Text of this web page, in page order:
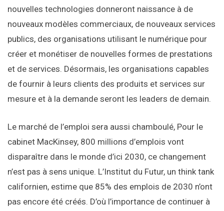
nouvelles technologies donneront naissance à de
nouveaux modèles commerciaux, de nouveaux services
publics, des organisations utilisant le numérique pour
créer et monétiser de nouvelles formes de prestations
et de services. Désormais, les organisations capables
de fournir à leurs clients des produits et services sur
mesure et à la demande seront les leaders de demain.
Le marché de l’emploi sera aussi chamboulé, Pour le
cabinet MacKinsey, 800 millions d’emplois vont
disparaître dans le monde d’ici 2030, ce changement
n’est pas à sens unique. L’Institut du Futur, un think tank
californien, estime que 85% des emplois de 2030 n’ont
pas encore été créés. D’où l’importance de continuer à